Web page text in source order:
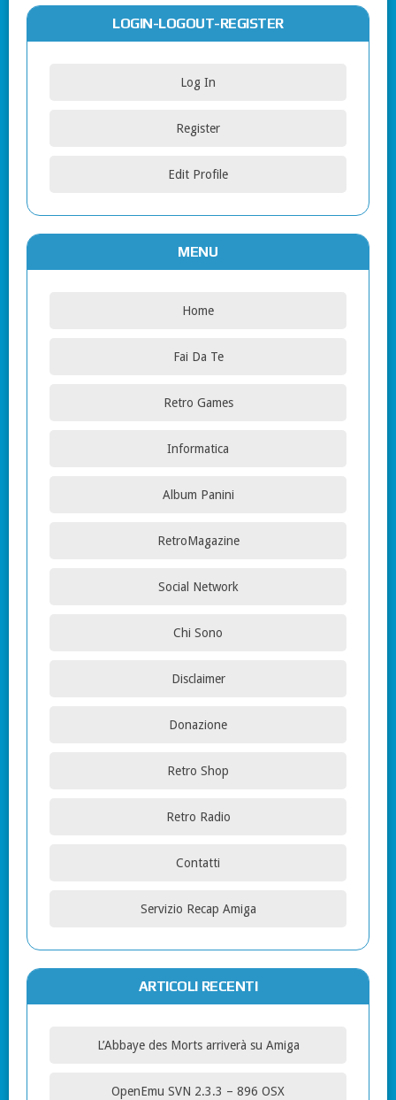
LOGIN-LOGOUT-REGISTER
Log In
Register
Edit Profile
MENU
Home
Fai Da Te
Retro Games
Informatica
Album Panini
RetroMagazine
Social Network
Chi Sono
Disclaimer
Donazione
Retro Shop
Retro Radio
Contatti
Servizio Recap Amiga
ARTICOLI RECENTI
L’Abbaye des Morts arriverà su Amiga
OpenEmu SVN 2.3.3 – 896 OSX